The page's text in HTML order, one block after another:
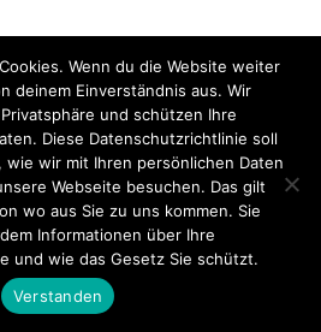
H-1 ABSICHERUNG
Mitglied werden Über uns
Bilder
Kontakt
Ltd. Powered byWordPress.
Wenn du die Website weiter
deinem Einverständnis aus. Wir
und schützen Ihre
Diese Datenschutzrichtlinie soll
wie wir mit Ihren persönlichen Daten
Webseite besuchen. Das gilt
wo aus Sie zu uns kommen. Sie
Informationen über Ihre
und wie das Gesetz Sie schützt.
Verstanden